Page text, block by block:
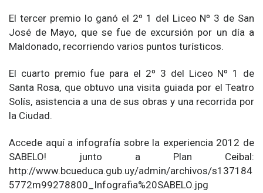
El tercer premio lo ganó el 2º 1 del Liceo Nº 3 de San
José de Mayo, que se fue de excursión por un día a
Maldonado, recorriendo varios puntos turísticos.
El cuarto premio fue para el 2º 3 del Liceo Nº 1 de
Santa Rosa, que obtuvo una visita guiada por el Teatro
Solís, asistencia a una de sus obras y una recorrida por
la Ciudad.
Accede aquí a infografía sobre la experiencia 2012 de
SABELO! junto a Plan Ceibal:
http://www.bcueduca.gub.uy/admin/archivos/s137184
5772m99278800_Infografia%20SABELO.jpg